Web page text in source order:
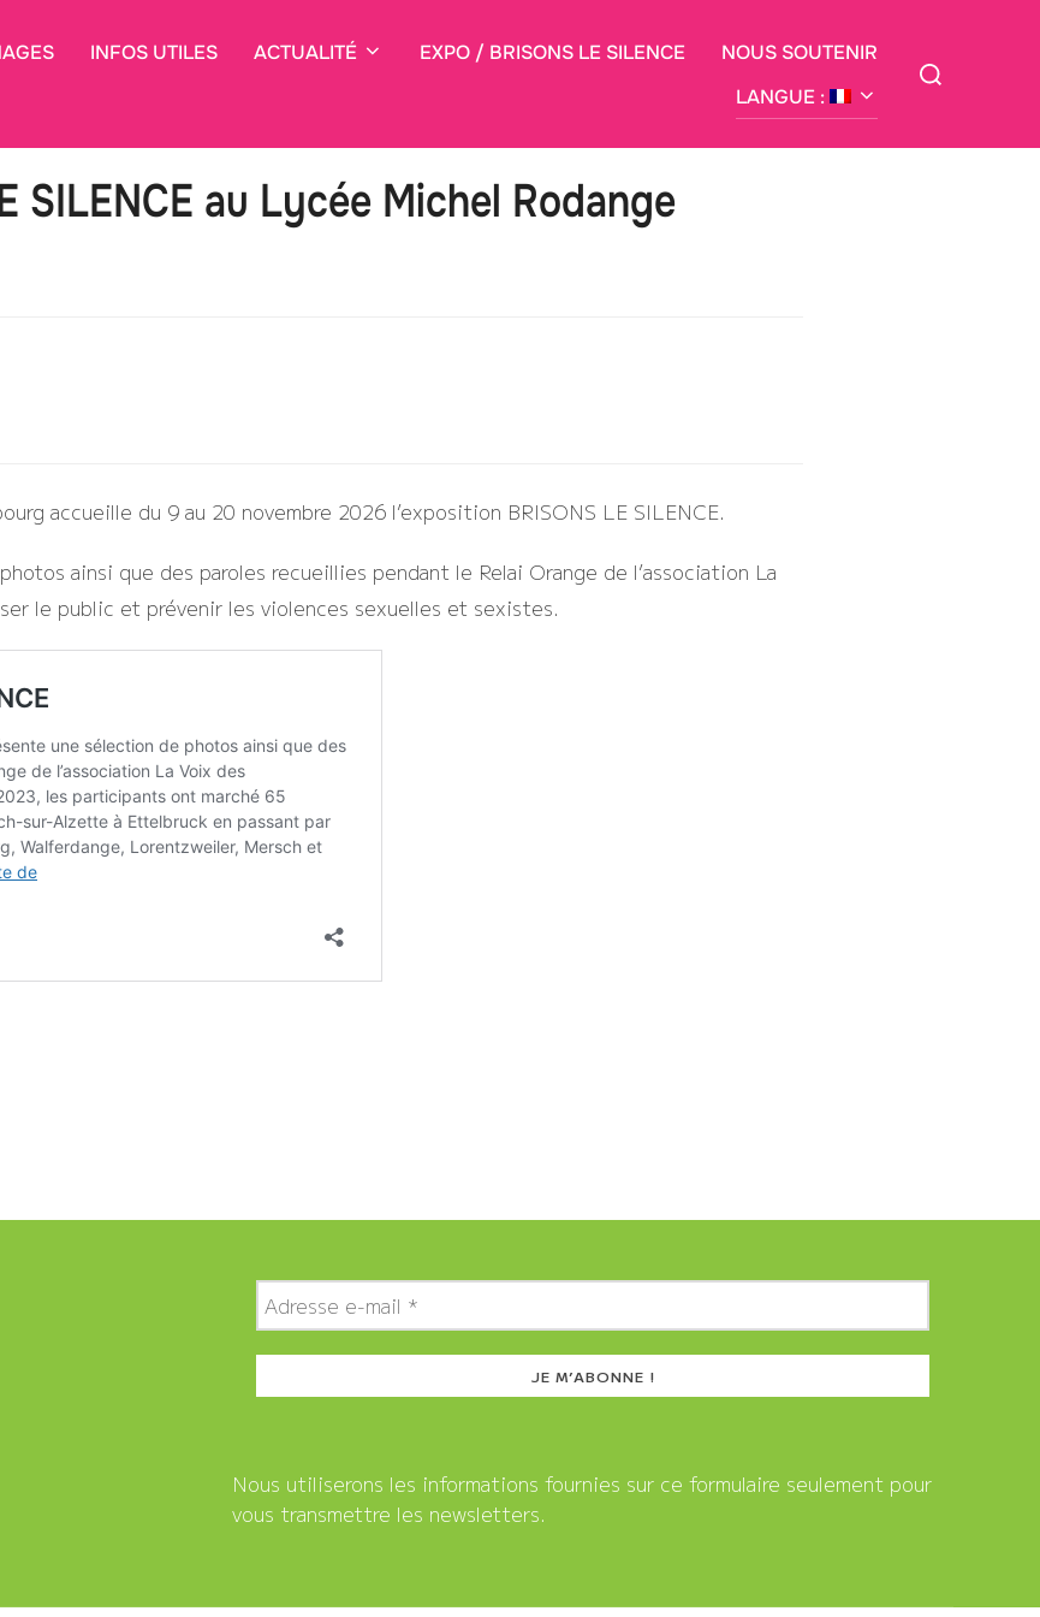
INFOS UTILES ACTUALITÉ EXPO / BRISONS LE SILENCE
NOUS SOUTENIR
LANGUE :
Rechercher :
SILENCE au Lycée Michel Rodange
accueille du 9 au 20 novembre 2026 l’exposition BRISONS LE SILENCE.
ainsi que des paroles recueillies pendant le Relai Orange de l’association La
le public et prévenir les violences sexuelles et sexistes.
Nous utiliserons les informations fournies sur ce formulaire seulement pour
vous transmettre les newsletters.